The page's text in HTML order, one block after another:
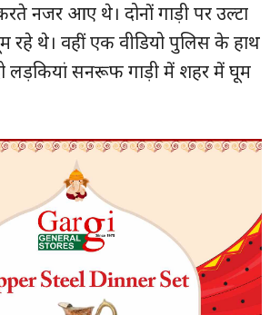
नजर आए थे। दोनों गाड़ी पर उल्टा
थे। वहीं एक वीडियो पुलिस के हाथ
लड़कियां सनरूफ गाड़ी में शहर में घूम